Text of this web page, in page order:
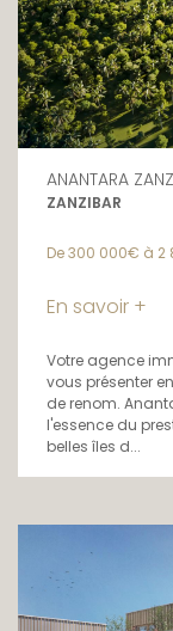
ANANTARA
ZANZIBAR
De 300 000€ à 2
En savoir +
Votre agence
vous présenter
de renom.
l'essence du
belles îles d...